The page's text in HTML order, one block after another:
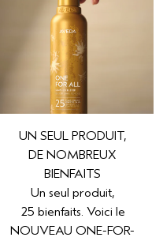
UN SEUL PRODUIT,
DE NOMBREUX
BIENFAITS
Un seul produit,
25 bienfaits. Voici le
NOUVEAU ONE-FOR-